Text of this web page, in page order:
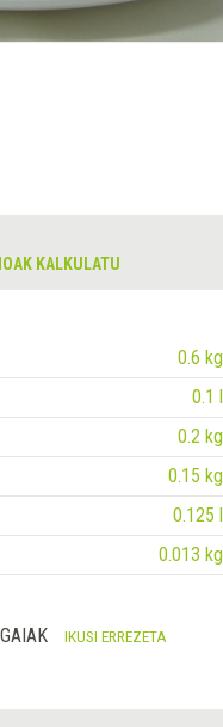
KALKULATU
0.6 kg
0.1 l
0.2 kg
0.15 kg
0.125 l
0.013 kg
IKUSI ERREZETA